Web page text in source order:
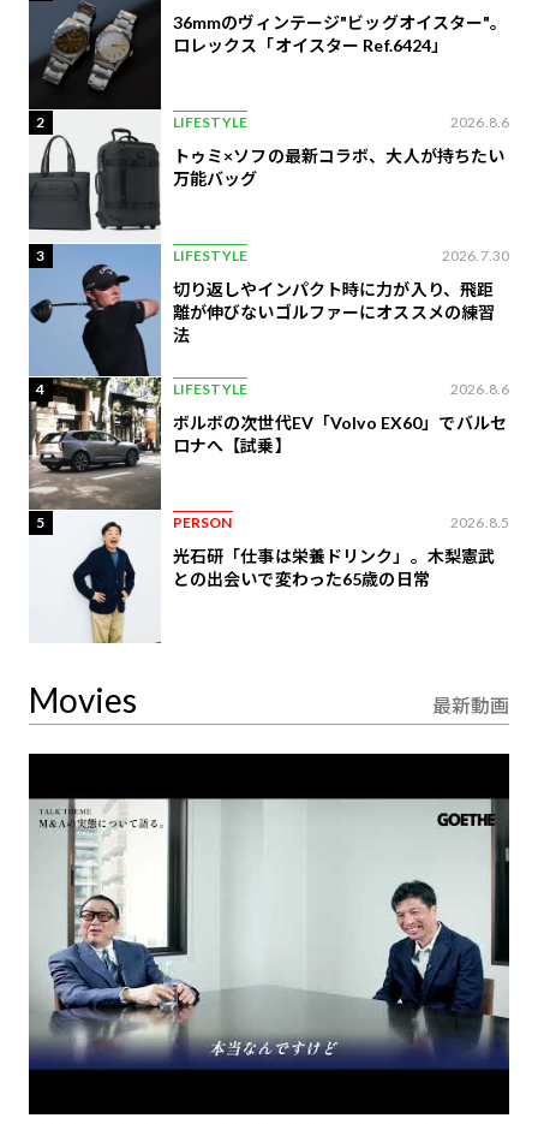
36mmのヴィンテージ"ビッグオイスター"。
ロレックス「オイスター Ref.6424」
2 LIFESTYLE 2026.8.6
トゥミ×ソフの最新コラボ、大人が持ちたい
万能バッグ
3 LIFESTYLE 2026.7.30
切り返しやインパクト時に力が入り、飛距
離が伸びないゴルファーにオススメの練習
法
4 LIFESTYLE 2026.8.6
ボルボの次世代EV「Volvo EX60」でバルセ
ロナへ【試乗】
5 PERSON 2026.8.5
光石研「仕事は栄養ドリンク」。木梨憲武
との出会いで変わった65歳の日常
Movies 最新動画